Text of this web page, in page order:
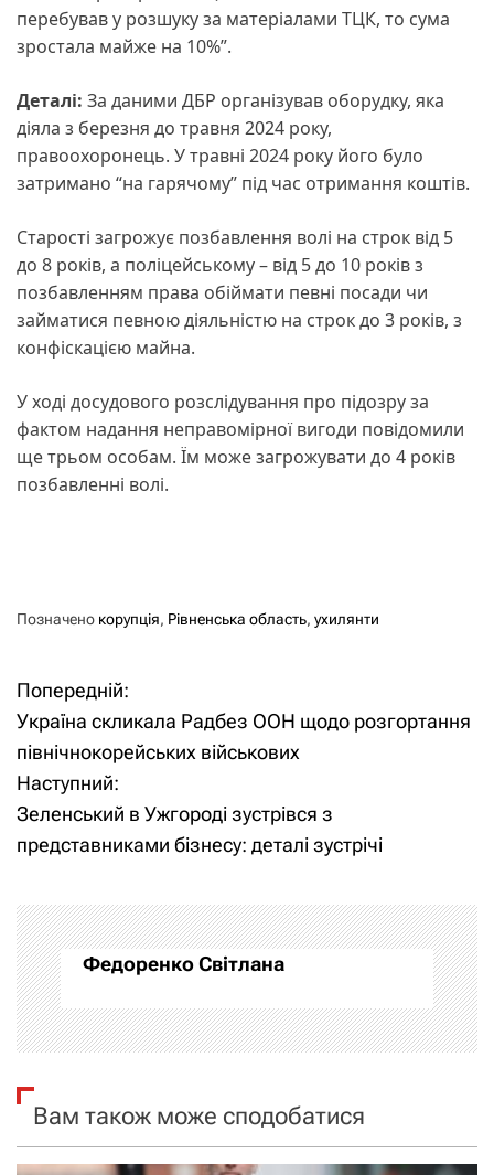
перебував у розшуку за матеріалами ТЦК, то сума
зростала майже на 10%”.
Деталі: За даними ДБР організував оборудку, яка
діяла з березня до травня 2024 року,
правоохоронець. У травні 2024 року його було
затримано “на гарячому” під час отримання коштів.
Старості загрожує позбавлення волі на строк від 5
до 8 років, а поліцейському – від 5 до 10 років з
позбавленням права обіймати певні посади чи
займатися певною діяльністю на строк до 3 років, з
конфіскацією майна.
У ході досудового розслідування про підозру за
фактом надання неправомірної вигоди повідомили
ще трьом особам. Їм може загрожувати до 4 років
позбавленні волі.
Позначено корупція, Рівненська область, ухилянти
Н
а
в
і
а
ц
і
Попередній:
Україна скликала Радбез ООН щодо розгортання
північнокорейських військових
Наступний:
Зеленський в Ужгороді зустрівся з
представниками бізнесу: деталі зустрічі
Федоренко Світлана
Вам також може сподобатися